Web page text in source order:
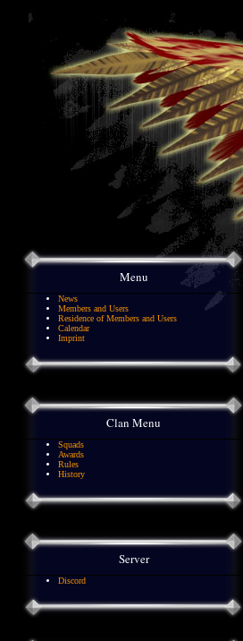
Menu
News
Members and Users
Residence of Members and Users
Calendar
Imprint
Clan Menu
Squads
Awards
Rules
History
Server
Discord